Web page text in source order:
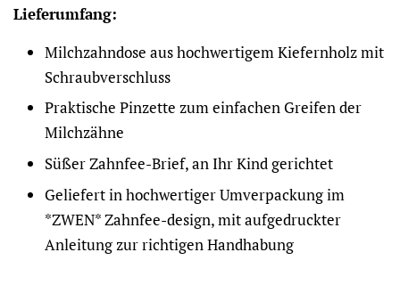
Lieferumfang:
Milchzahndose aus hochwertigem Kiefernholz mit
Schraubverschluss
Praktische Pinzette zum einfachen Greifen der
Milchzähne
Süßer Zahnfee-Brief, an Ihr Kind gerichtet
Geliefert in hochwertiger Umverpackung im
*ZWEN* Zahnfee-design, mit aufgedruckter
Anleitung zur richtigen Handhabung